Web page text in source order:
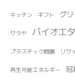
キッチン ギフト グ
サラヤ バイオエ
プラスチック問題 リサ
再生可能エネルギー 冠